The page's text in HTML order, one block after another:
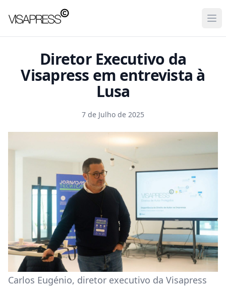
Visapress
Diretor Executivo da
Visapress em entrevista à
Lusa
7 de Julho de 2025
Carlos Eugénio, diretor executivo da Visapress